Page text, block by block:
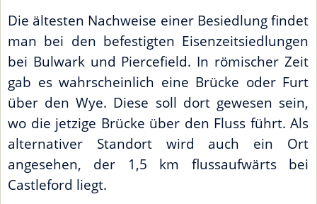
Die ältesten Nachweise einer Besiedlung findet
man bei den befestigten Eisenzeitsiedlungen
bei Bulwark und Piercefield. In römischer Zeit
gab es wahrscheinlich eine Brücke oder Furt
über den Wye. Diese soll dort gewesen sein,
wo die jetzige Brücke über den Fluss führt. Als
alternativer Standort wird auch ein Ort
angesehen, der 1,5 km flussaufwärts bei
Castleford liegt.